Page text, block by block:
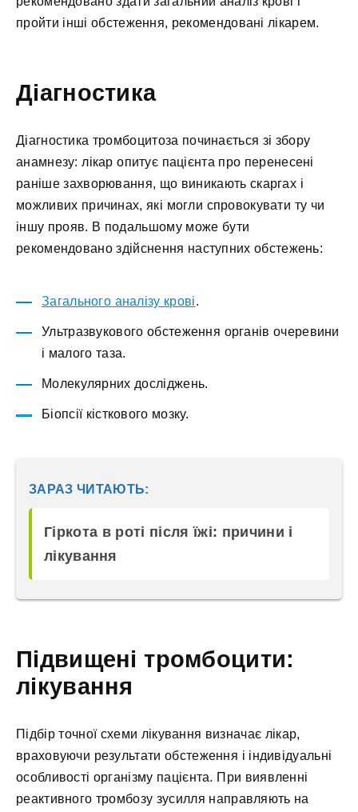
пройти інші обстеження, рекомендовані лікарем.
Діагностика
Діагностика тромбоцитоза починається зі збору
анамнезу: лікар опитує пацієнта про перенесені
раніше захворювання, що виникають скаргах і
можливих причинах, які могли спровокувати ту чи
іншу прояв. В подальшому може бути
рекомендовано здійснення наступних обстежень:
Загального аналізу крові.
Ультразвукового обстеження органів очеревини
і малого таза.
Молекулярних досліджень.
Біопсії кісткового мозку.
ЗАРАЗ ЧИТАЮТЬ:
Гіркота в роті після їжі: причини і
лікування
Підвищені тромбоцити:
лікування
Підбір точної схеми лікування визначає лікар,
враховуючи результати обстеження і індивідуальні
особливості організму пацієнта. При виявленні
реактивного тромбозу зусилля направляють на